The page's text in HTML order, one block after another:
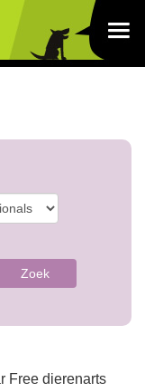
Zoek
Free dierenarts